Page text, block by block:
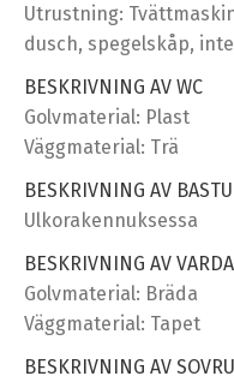
Utrustning:
dusch, spegelskåp,
BESKRIVNING AV WC
Golvmaterial: Plast
Väggmaterial: Trä
BESKRIVNING AV BASTU
Ulkorakennuksessa
BESKRIVNING AV
Golvmaterial: Bräda
Väggmaterial: Tapet
BESKRIVNING AV